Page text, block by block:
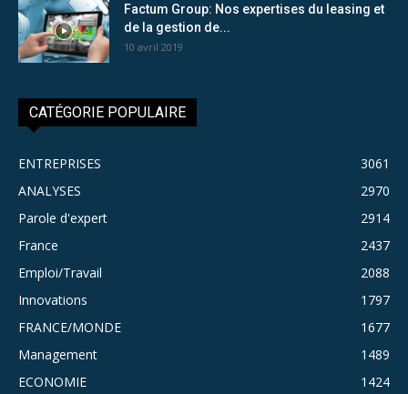
Factum Group: Nos expertises du leasing et
de la gestion de...
10 avril 2019
CATÉGORIE POPULAIRE
ENTREPRISES
3061
ANALYSES
2970
Parole d'expert
2914
France
2437
Emploi/Travail
2088
Innovations
1797
FRANCE/MONDE
1677
Management
1489
ECONOMIE
1424